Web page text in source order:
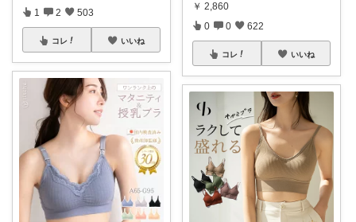
1 2 503
コレ いいね
￥ 2,860
0 0 622
コレ いいね